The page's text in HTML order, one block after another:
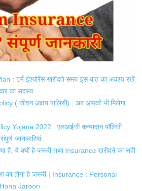
: टर्म इंश्योरेंस खरीदते समय इस बात का अवश्य रखें
का सदस्य
( जीवन अक्षय पालिसी) : अब आपको भी मिलेगा
Yojana 2022 : एलआईसी कन्यादान पॉलिसी
जानकारियां
है, ये क्यों है ज़रूरी तथा Insurance खरीदने का सही
का होना है जरूरी | Insurance : Personal
Jaroori